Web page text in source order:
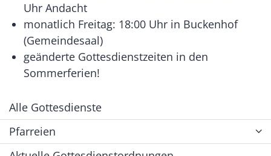
Uhr Andacht
monatlich Freitag: 18:00 Uhr in Buckenhof
(Gemeindesaal)
geänderte Gottesdienstzeiten in den
Sommerferien!
Alle Gottesdienste
Pfarreien